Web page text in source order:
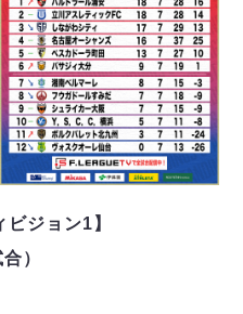
グカップ 2026
ジョン1】
）